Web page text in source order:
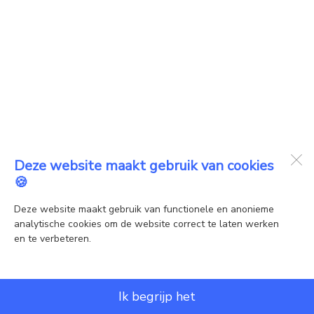
Deze website maakt gebruik van cookies
🍪
Deze website maakt gebruik van functionele en anonieme
analytische cookies om de website correct te laten werken
en te verbeteren.
Ik begrijp het